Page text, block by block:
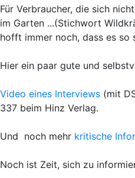
Für Verbraucher, die sich
im Garten ...(Stichwort
hofft immer noch, dass es
Hier ein paar gute und
Video eines Interviews (mit
337 beim Hinz Verlag.
Und noch mehr kritische
Noch ist Zeit, sich zu